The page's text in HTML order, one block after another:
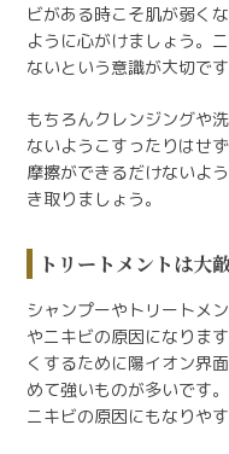
ビがある時こそ肌が弱く
ように心がけましょう。
ないという意識が大切です
もちろんクレンジングや
ないようこすったりはせ
摩擦ができるだけないよ
き取りましょう。
トリートメントは大
シャンプーやトリートメ
やニキビの原因になりま
くするために陽イオン界
めて強いものが多いです
ニキビの原因にもなりやす